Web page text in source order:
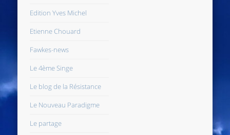
Edition Yves Michel
Etienne Chouard
Fawkes-news
Le 4ème Singe
Le blog de la Résistance
Le Nouveau Paradigme
Le partage